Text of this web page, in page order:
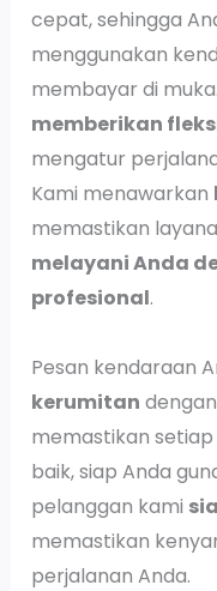
cepat, sehingga
menggunakan
membayar di muka.
memberikan
mengatur
Kami menawarkan
memastikan
melayani Anda
profesional.
Pesan kendaraan
kerumitan
memastikan
baik, siap Anda
pelanggan kami
memastikan
perjalanan Anda.